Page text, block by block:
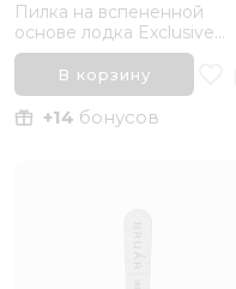
Пилка на вспененной
основе лодка Exclusive
180/240 грит Bruar
В корзину
+14 бонусов